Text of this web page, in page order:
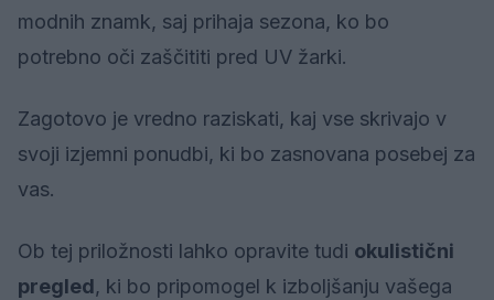
modnih znamk, saj prihaja sezona, ko bo
potrebno oči zaščititi pred UV žarki.
Zagotovo je vredno raziskati, kaj vse skrivajo v
svoji izjemni ponudbi, ki bo zasnovana posebej za
vas.
Ob tej priložnosti lahko opravite tudi okulistični
pregled, ki bo pripomogel k izboljšanju vašega